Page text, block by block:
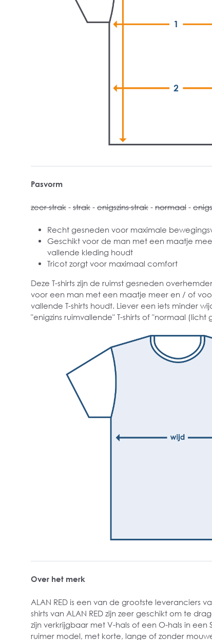
Pasvorm
zeer strak - strak - enigszins strak - normaal -
Recht gesneden voor maximale
Geschikt voor de man met een maatje
vallende kleding houdt
Tricot zorgt voor maximaal comfort
Deze T-shirts zijn de ruimst gesneden
voor een man met een maatje meer en / of
vallende T-shirts houdt. Liever een iets minder
"enigzins ruimvallende" T-shirts of "normaal (licht
Over het merk
ALAN RED is een van de grootste leveranciers
shirts van ALAN RED zijn zeer geschikt om te
zijn verkrijgbaar met V-hals of een O-hals in een
ruimer model, met korte, lange of zonder